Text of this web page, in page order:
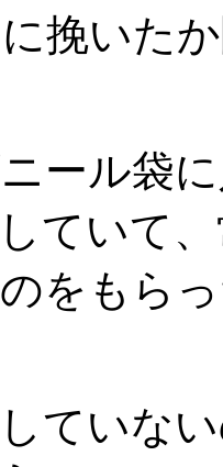
挽いた
ニール袋
ていて
をもら
していな